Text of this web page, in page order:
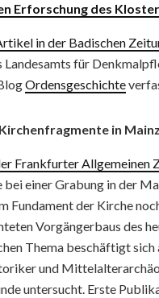
Erforschung des
in der Badischen
Landesamts für
Ordensgeschichte
in
Frankfurter Allgemeinen
bei einer Grabung in der
Fundament der Kirche
Vorgängerbaus des
Thema beschäftigt sich
und
untersucht. Erste